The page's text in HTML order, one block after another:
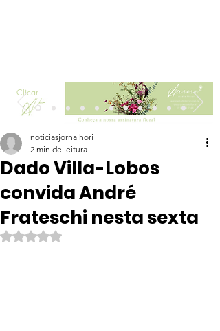
Clicar
Dado Villa-Lobos
convida André
Frateschi nesta sexta
noticiasjornalhori
2 min de leitura
Avaliado com NaN de 5 estrelas.